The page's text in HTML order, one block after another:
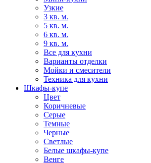
Узкие
3 кв. м.
5 кв. м.
6 кв. м.
9 кв. м.
Все для кухни
Варианты отделки
Мойки и смесители
Техника для кухни
Шкафы-купе
Цвет
Коричневые
Серые
Темные
Черные
Светлые
Белые шкафы-купе
Венге